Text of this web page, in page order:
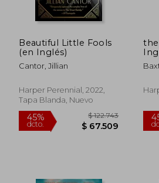
45%
dcto. $ 70.650
Beautiful Little Fools
(en Inglés)
Cantor, Jillian
Harper Perennial, 2022,
Tapa Blanda, Nuevo